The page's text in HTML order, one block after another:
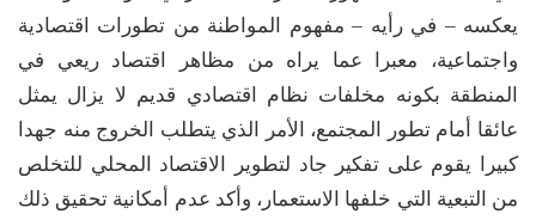
يعكسه – في رأيه – مفهوم المواطنة من تطورات اقتصادية
واجتماعية، معبرا عما يراه من مظاهر اقتصاد ريعي في
المنطقة بكونه مخلفات نظام اقتصادي قديم لا يزال يمثل
عائقا أمام تطور المجتمع، الأمر الذي يتطلب الخروج منه جهدا
كبيرا يقوم على تفكير جاد لتطوير الاقتصاد المحلي للتخلص
من التبعية التي خلفها الاستعمار، وأكد عدم أمكانية تحقيق ذلك